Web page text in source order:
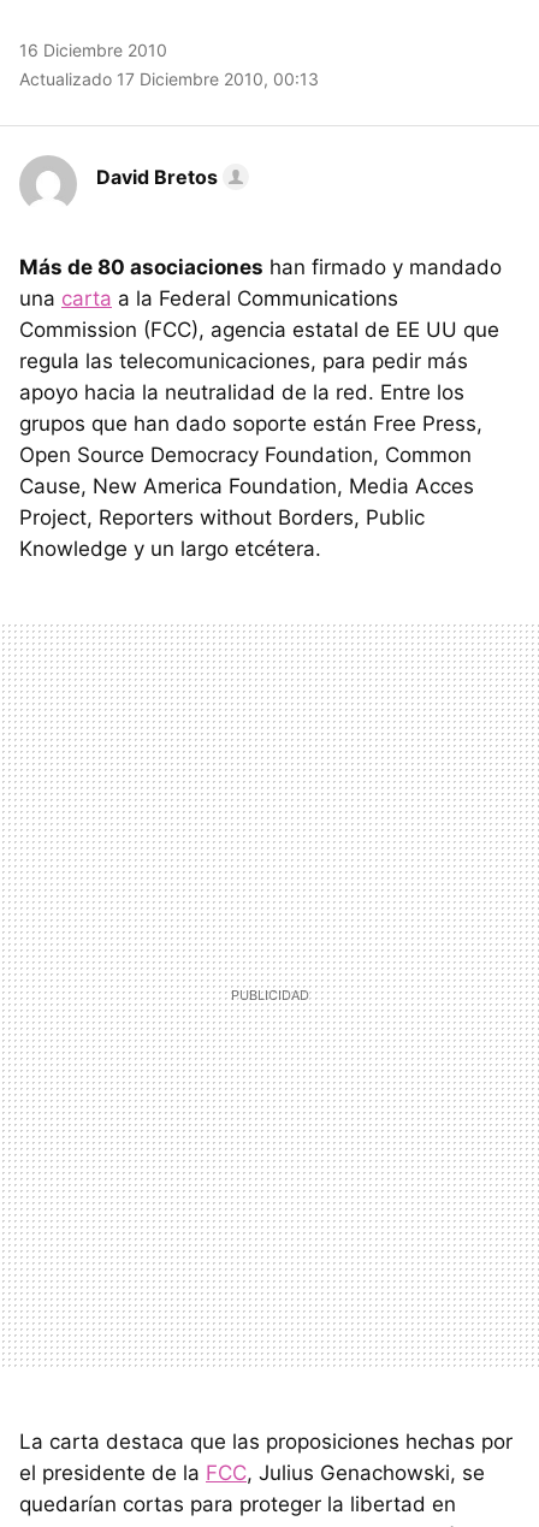
16 Diciembre 2010
Actualizado 17 Diciembre 2010, 00:13
David Bretos
Más de 80 asociaciones han firmado y mandado
una carta a la Federal Communications
Commission (FCC), agencia estatal de EE UU que
regula las telecomunicaciones, para pedir más
apoyo hacia la neutralidad de la red. Entre los
grupos que han dado soporte están Free Press,
Open Source Democracy Foundation, Common
Cause, New America Foundation, Media Acces
Project, Reporters without Borders, Public
Knowledge y un largo etcétera.
La carta destaca que las proposiciones hechas por
el presidente de la FCC, Julius Genachowski, se
quedarían cortas para proteger la libertad en